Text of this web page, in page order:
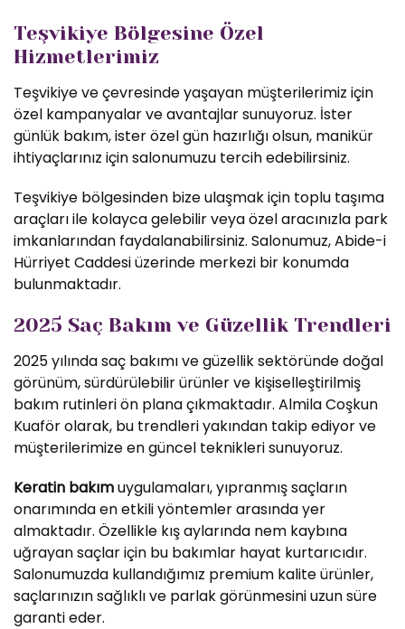
Teşvikiye Bölgesine Özel
Hizmetlerimiz
Teşvikiye ve çevresinde yaşayan müşterilerimiz için
özel kampanyalar ve avantajlar sunuyoruz. İster
günlük bakım, ister özel gün hazırlığı olsun, manikür
ihtiyaçlarınız için salonumuzu tercih edebilirsiniz.
Teşvikiye bölgesinden bize ulaşmak için toplu taşıma
araçları ile kolayca gelebilir veya özel aracınızla park
imkanlarından faydalanabilirsiniz. Salonumuz, Abide-i
Hürriyet Caddesi üzerinde merkezi bir konumda
bulunmaktadır.
2025 Saç Bakım ve Güzellik Trendleri
2025 yılında saç bakımı ve güzellik sektöründe doğal
görünüm, sürdürülebilir ürünler ve kişiselleştirilmiş
bakım rutinleri ön plana çıkmaktadır. Almila Coşkun
Kuaför olarak, bu trendleri yakından takip ediyor ve
müşterilerimize en güncel teknikleri sunuyoruz.
Keratin bakımuygulamaları, yıpranmış saçların
onarımında en etkili yöntemler arasında yer
almaktadır. Özellikle kış aylarında nem kaybına
uğrayan saçlar için bu bakımlar hayat kurtarıcıdır.
Salonumuzda kullandığımız premium kalite ürünler,
saçlarınızın sağlıklı ve parlak görünmesini uzun süre
garanti eder.